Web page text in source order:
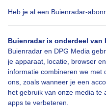
Heb je al een Buienradar-
Buienradar is onderdeel van
Buienradar en DPG Media
je apparaat, locatie, browser
informatie combineren we met
ons, zoals wanneer je een
het gebruik van onze media te
apps te verbeteren.
Bekijk slideshow